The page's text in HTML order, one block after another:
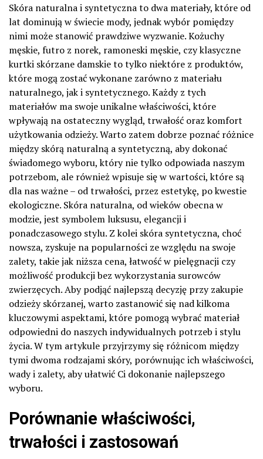
Skóra naturalna i syntetyczna to dwa materiały, które od
lat dominują w świecie mody, jednak wybór pomiędzy
nimi może stanowić prawdziwe wyzwanie. Kożuchy
męskie, futro z norek, ramoneski męskie, czy klasyczne
kurtki skórzane damskie to tylko niektóre z produktów,
które mogą zostać wykonane zarówno z materiału
naturalnego, jak i syntetycznego. Każdy z tych
materiałów ma swoje unikalne właściwości, które
wpływają na ostateczny wygląd, trwałość oraz komfort
użytkowania odzieży. Warto zatem dobrze poznać różnice
między skórą naturalną a syntetyczną, aby dokonać
świadomego wyboru, który nie tylko odpowiada naszym
potrzebom, ale również wpisuje się w wartości, które są
dla nas ważne – od trwałości, przez estetykę, po kwestie
ekologiczne. Skóra naturalna, od wieków obecna w
modzie, jest symbolem luksusu, elegancji i
ponadczasowego stylu. Z kolei skóra syntetyczna, choć
nowsza, zyskuje na popularności ze względu na swoje
zalety, takie jak niższa cena, łatwość w pielęgnacji czy
możliwość produkcji bez wykorzystania surowców
zwierzęcych. Aby podjąć najlepszą decyzję przy zakupie
odzieży skórzanej, warto zastanowić się nad kilkoma
kluczowymi aspektami, które pomogą wybrać materiał
odpowiedni do naszych indywidualnych potrzeb i stylu
życia. W tym artykule przyjrzymy się różnicom między
tymi dwoma rodzajami skóry, porównując ich właściwości,
wady i zalety, aby ułatwić Ci dokonanie najlepszego
wyboru.
Porównanie właściwości,
trwałości i zastosowań